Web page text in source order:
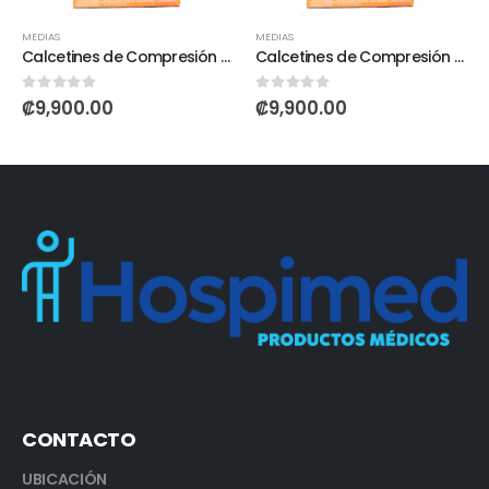
MEDIAS
Calcetines de Compresión Para Mujer 15-20 mmHg
0out of 5
₡9,900.00
MEDIAS
Calcetines de Compresión Para Mujer 15-20 mmHg
0out of 5
₡9,900.00
CONTACTO
UBICACIÓN